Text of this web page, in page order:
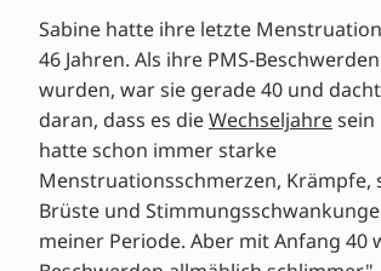
Sabine hatte ihre letzte
46 Jahren. Als ihre PMS-
wurden, war sie gerade 40 und
daran, dass es dieWechseljahresein
hatte schon immer starke
Menstruationsschmerzen, Krämpfe,
Brüste und
meiner Periode. Aber mit Anfang 40